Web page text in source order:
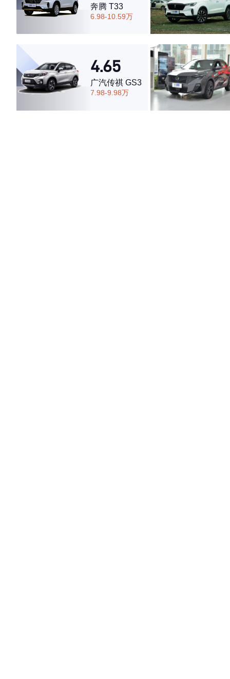
奔腾 T33
6.98-10.59万
4.65
广汽传祺 GS3
7.98-9.98万